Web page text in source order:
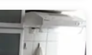
completa, área
pizza e muitas
parquinho para as
ideal para quem quer
ao lado